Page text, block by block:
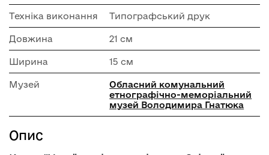
Техніка виконання Типографський друк
Довжина 21 см
Ширина 15 см
Музей
Обласний комунальний
етнографічно-меморіальний
музей Володимира Гнатюка
Опис